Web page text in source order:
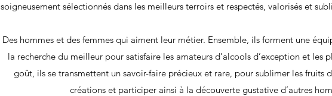
soigneusement sélectionnés dans les meilleurs terroirs et respectés, valorisés et
Des hommes et des femmes qui aiment leur métier. Ensemble, ils forment une
la recherche du meilleur pour satisfaire les amateurs d’alcools d’exception et les
goût, ils se transmettent un savoir-faire précieux et rare, pour sublimer les fruits
créations et participer ainsi à la découverte gustative d’autres